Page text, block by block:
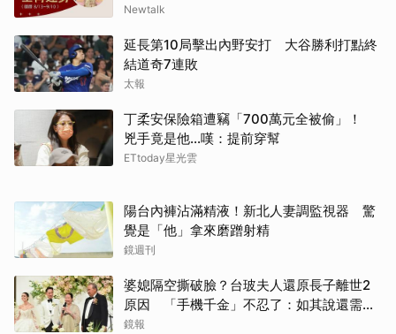
Newtalk
延長第10局擊出內野安打 大谷勝利打點終
結道奇7連敗
太報
丁柔安保險箱遭竊「700萬元全被偷」！
兇手竟是他...嘆：提前穿幫
ETtoday星光雲
陽台內褲沾滿精液！新北人妻調監視器 驚
覺是「他」拿來磨蹭射精
鏡週刊
婆媳隔空撕破臉？台玻夫人還原長子離世2
原因 「手機千金」不忍了：如其說還需要
離開嗎？
鏡報